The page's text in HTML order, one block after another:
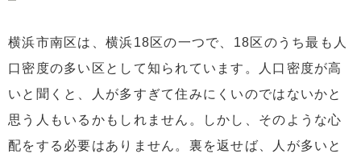
3横浜市南区の不動産情報
3.1
3.2桜木町駅周辺の家賃相場
4横浜市南区の交通情報
横浜市南区は、横浜18区の一つで、18区のうち最も人
口密度の多い区として知られています。人口密度が高
いと聞くと、人が多すぎて住みにくいのではないかと
思う人もいるかもしれません。しかし、そのような心
配をする必要はありません。裏を返せば、人が多いと